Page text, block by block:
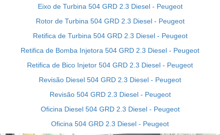
Eixo de Turbina 504 GRD 2.3 Diesel - Peugeot
Rotor de Turbina 504 GRD 2.3 Diesel - Peugeot
Retifica de Turbina 504 GRD 2.3 Diesel - Peugeot
Retifica de Bomba Injetora 504 GRD 2.3 Diesel - Peugeot
Retifica de Bico Injetor 504 GRD 2.3 Diesel - Peugeot
Revisão Diesel 504 GRD 2.3 Diesel - Peugeot
Revisão 504 GRD 2.3 Diesel - Peugeot
Oficina Diesel 504 GRD 2.3 Diesel - Peugeot
Oficina 504 GRD 2.3 Diesel - Peugeot